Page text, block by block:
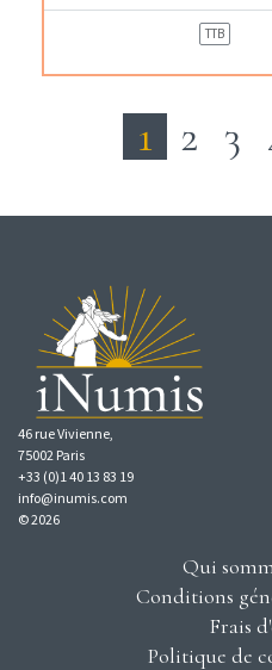
TTB
1 2 3
46 rue Vivienne,
75002 Paris
+33 (0)1 40 13 83 19
info@inumis.com
© 2026
Qui
Conditions
Frais
Politique de